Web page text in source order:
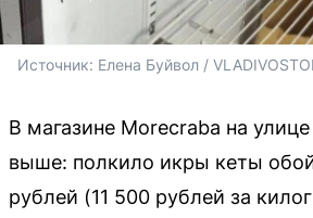
Источник: Елена Буйвол /
В магазине Morecraba на
выше: полкило икры кеты
рублей (11 500 рублей за